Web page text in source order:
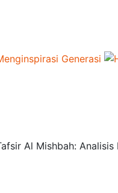
Al Mishbah: